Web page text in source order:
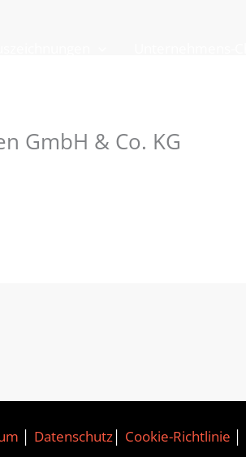
GmbH & Co. KG
Datenschutz│ Cookie-Richtlinie